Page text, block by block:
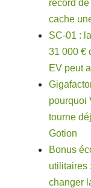
record
cache
SC-01 :
31 000 €
EV peut
pourquoi
tourne
Gotion
Bonus
utilitaires
changer